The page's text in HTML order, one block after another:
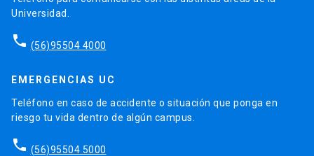
Universidad.
phone (56)95504 4000
EMERGENCIAS UC
Teléfono en caso de accidente o situación que ponga en
riesgo tu vida dentro de algún campus.
phone (56)95504 5000